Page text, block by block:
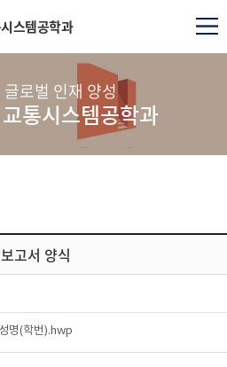
스템공학과
로벌 인재 양성
통시스템공학과
고서 양식
명(학번).hwp